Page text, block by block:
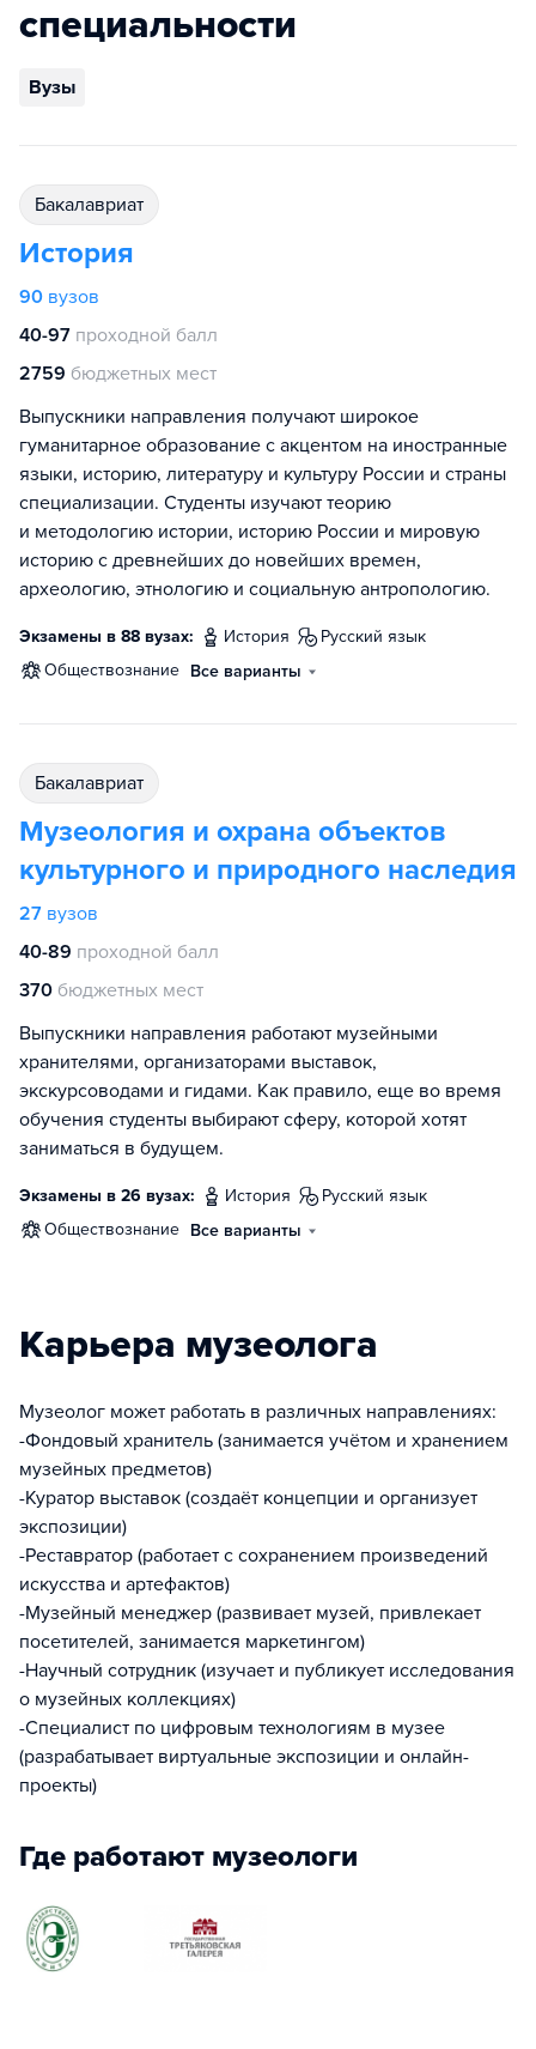
специальности
Вузы
бакалавриат
История
90 вузов
40-97 проходной балл
2759 бюджетных мест
Выпускники направления получают широкое
гуманитарное образование с акцентом на иностранные
языки, историю, литературу и культуру России и страны
специализации. Студенты изучают теорию
и методологию истории, историю России и мировую
историю с древнейших до новейших времен,
археологию, этнологию и социальную антропологию.
Экзамены в 88 вузах: история
русский язык
обществознание Все варианты
бакалавриат
Музеология и охрана объектов
культурного и природного наследия
27 вузов
40-89 проходной балл
370 бюджетных мест
Выпускники направления работают музейными
хранителями, организаторами выставок,
экскурсоводами и гидами. Как правило, еще во время
обучения студенты выбирают сферу, которой хотят
заниматься в будущем.
Экзамены в 26 вузах: история
русский язык
обществознание Все варианты
Карьера музеолога
Музеолог может работать в различных направлениях:
-Фондовый хранитель (занимается учётом и хранением
музейных предметов)
-Куратор выставок (создаёт концепции и организует
экспозиции)
-Реставратор (работает с сохранением произведений
искусства и артефактов)
-Музейный менеджер (развивает музей, привлекает
посетителей, занимается маркетингом)
-Научный сотрудник (изучает и публикует исследования
о музейных коллекциях)
-Специалист по цифровым технологиям в музее
(разрабатывает виртуальные экспозиции и онлайн-
проекты)
Где работают музеологи